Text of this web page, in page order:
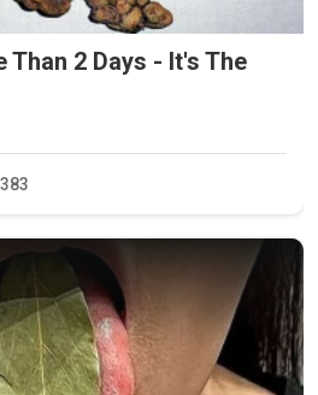
Than 2 Days - It's The
383